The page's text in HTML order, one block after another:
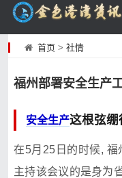
首页 >社情
福州部署安全生产
安全生产这根弦绷
在5月25日的时候,
主持该会议的‍是身为